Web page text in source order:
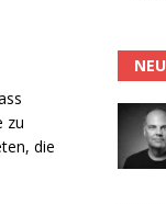
zu
die